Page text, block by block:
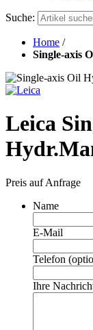
Suche:
Home /
Single-axis
Leica
Preis auf Anfrage
Name
E-Mail
Telefon
Ihre